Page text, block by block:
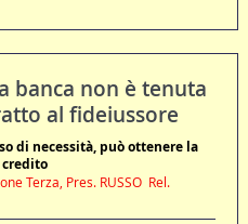
banca non è tenuta
al fideiussore
di necessità, può ottenere la
Terza, Pres. RUSSO  Rel.